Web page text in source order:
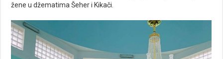
žene u džematima Šeher i Kikači.